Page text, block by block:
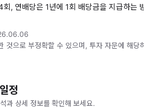
, 연배당은 1년에 1회 배당금을 지급하는
것으로 부정확할 수 있으며, 투자 자문에 해당
정
과 상세 정보를 확인해 보세요.